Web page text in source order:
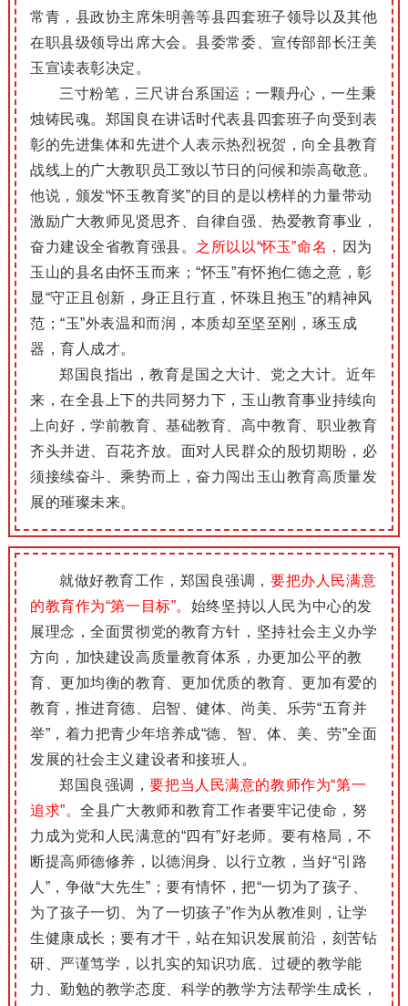
常青，县政协主席朱明善等县四套班子领导以及其他
在职县级领导出席大会。县委常委、宣传部部长汪美
玉宣读表彰决定。
三寸粉笔，三尺讲台系国运；一颗丹心，一生秉
烛铸民魂。郑国良在讲话时代表县四套班子向受到表
彰的先进集体和先进个人表示热烈祝贺，向全县教育
战线上的广大教职员工致以节日的问候和崇高敬意。
他说，颁发“怀玉教育奖”的目的是以榜样的力量带动
激励广大教师见贤思齐、自律自强、热爱教育事业，
奋力建设全省教育强县。 之所以以“怀玉”命名， 因为
玉山的县名由怀玉而来；“怀玉”有怀抱仁德之意，彰
显“守正且创新，身正且行直，怀珠且抱玉”的精神风
范；“玉”外表温和而润，本质却至坚至刚，琢玉成
器，育人成才。
郑国良指出，教育是国之大计、党之大计。近年
来，在全县上下的共同努力下，玉山教育事业持续向
上向好，学前教育、基础教育、高中教育、职业教育
齐头并进、百花齐放。面对人民群众的殷切期盼，必
须接续奋斗、乘势而上，奋力闯出玉山教育高质量发
展的璀璨未来。
就做好教育工作，郑国良强调，要把办人民满意
的教育作为“第一目标”。 始终坚持以人民为中心的发
展理念，全面贯彻党的教育方针，坚持社会主义办学
方向，加快建设高质量教育体系，办更加公平的教
育、更加均衡的教育、更加优质的教育、更加有爱的
教育，推进育德、启智、健体、尚美、乐劳“五育并
举”，着力把青少年培养成“德、智、体、美、劳”全面
发展的社会主义建设者和接班人。
郑国良强调，要把当人民满意的教师作为“第一
追求”。全县广大教师和教育工作者要牢记使命，努
力成为党和人民满意的“四有”好老师。要有格局，不
断提高师德修养，以德润身、以行立教，当好“引路
人”，争做“大先生”；要有情怀，把“一切为了孩子、
为了孩子一切、为了一切孩子”作为从教准则，让学
生健康成长；要有才干，站在知识发展前沿，刻苦钻
研、严谨笃学，以扎实的知识功底、过硬的教学能
力、勤勉的教学态度、科学的教学方法帮学生成长，